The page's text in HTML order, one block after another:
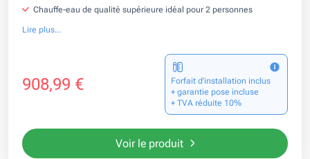
Chauffe-eau de qualité supérieure idéal pour 2 personnes
Lire plus...
908,99 €
Forfait d’installation inclus
+ garantie pose incluse
+ TVA réduite 10%
Voir le produit